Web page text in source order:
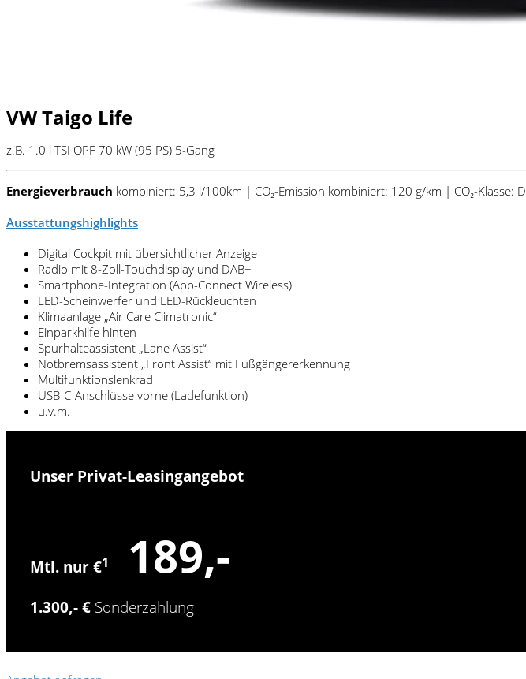
VW Taigo Life
z.B. 1.0 l TSI OPF 70 kW (95 PS) 5-Gang
Energieverbrauch kombiniert: 5,3 l/100km | CO₂-Emission kombiniert: 120 g/km | CO₂-Klasse: D
Ausstattungshighlights
Digital Cockpit mit übersichtlicher Anzeige
Radio mit 8-Zoll-Touchdisplay und DAB+
Smartphone-Integration (App-Connect Wireless)
LED-Scheinwerfer und LED-Rückleuchten
Klimaanlage „Air Care Climatronic“
Einparkhilfe hinten
Spurhalteassistent „Lane Assist“
Notbremsassistent „Front Assist“ mit Fußgängererkennung
Multifunktionslenkrad
USB-C-Anschlüsse vorne (Ladefunktion)
u.v.m.
Unser Privat-Leasingangebot
Mtl. nur €1 189,-
1.300,- € Sonderzahlung